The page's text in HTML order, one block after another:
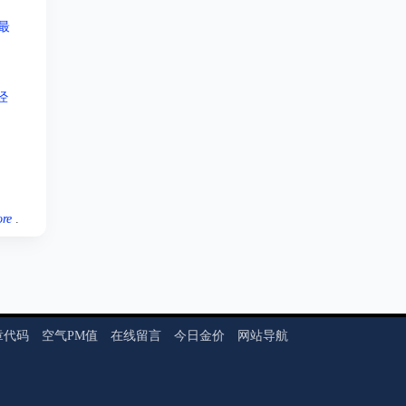
代码 空气PM值 在线留言 今日金价 网站导航